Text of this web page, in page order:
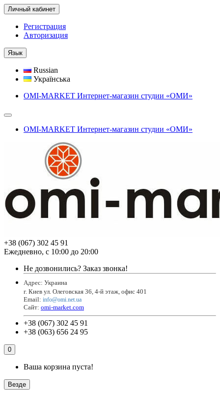
Личный кабинет
Регистрация
Авторизация
Язык
Russian
Українська
OMI-MARKET Интернет-магазин студии «ОМИ»
OMI-MARKET Интернет-магазин студии «ОМИ»
+38 (067) 302 45 91
Ежедневно, с 10:00 до 20:00
Не дозвонились? Заказ звонка!
Адрес: Украина
г. Киев ул. Олеговская 36, 4-й этаж, офис 401
Email: info@omi.net.ua
Сайт: omi-market.com
+38 (067) 302 45 91
+38 (063) 656 24 95
0
Ваша корзина пуста!
Везде